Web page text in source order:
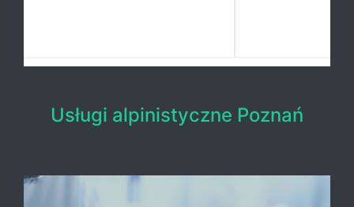
Usługi alpinistyczne Poznań